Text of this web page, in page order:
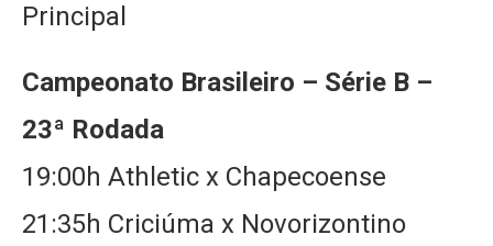
Principal
Campeonato Brasileiro – Série B –
23ª Rodada
19:00h Athletic x Chapecoense
21:35h Criciúma x Novorizontino